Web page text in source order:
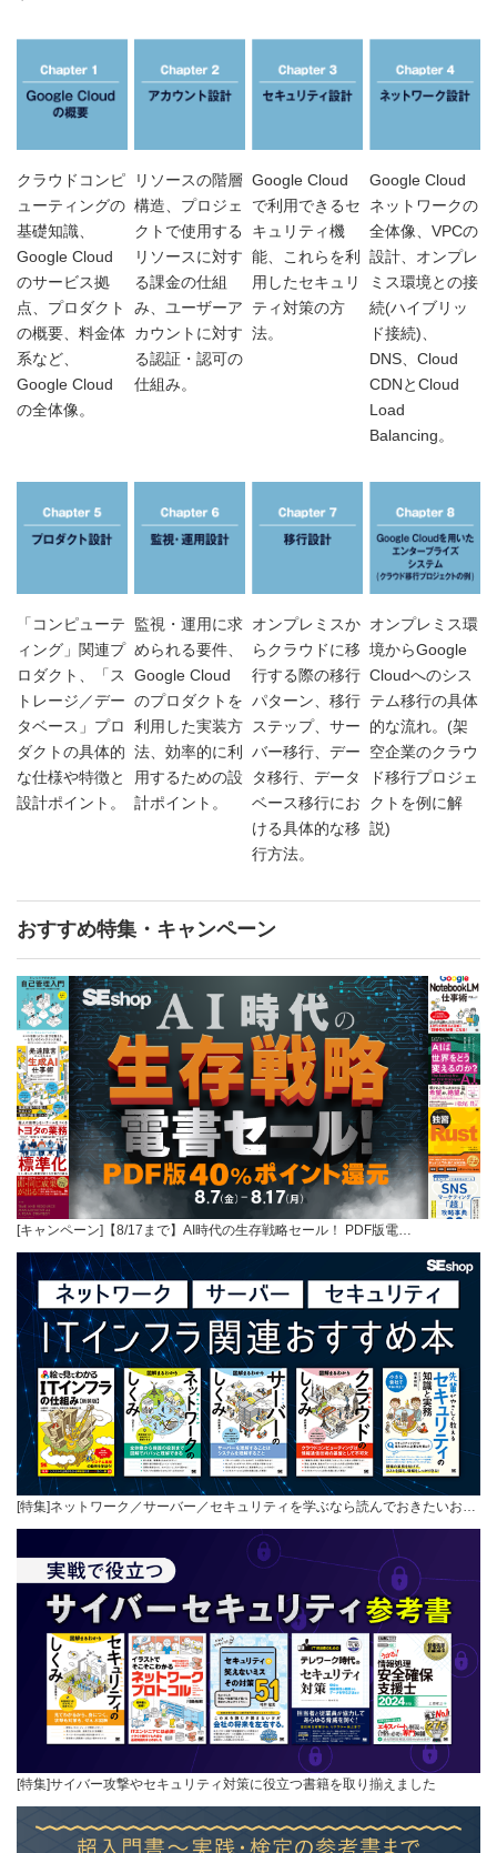
クラウドコンピ
ューティングの
基礎知識、
Google Cloud
のサービス拠
点、プロダクト
の概要、料金体
系など、
Google Cloud
の全体像。
リソースの階層
構造、プロジェ
クトで使用する
リソースに対す
る課金の仕組
み、ユーザーア
カウントに対す
る認証・認可の
仕組み。
Google Cloud
で利用できるセ
キュリティ機
能、これらを利
用したセキュリ
ティ対策の方
法。
Google Cloud
ネットワークの
全体像、VPCの
設計、オンプレ
ミス環境との接
続(ハイブリッ
ド接続)、
DNS、Cloud
CDNとCloud
Load
Balancing。
「コンピューテ
ィング」関連プ
ロダクト、「ス
トレージ／デー
タベース」プロ
ダクトの具体的
な仕様や特徴と
設計ポイント。
監視・運用に求
められる要件、
Google Cloud
のプロダクトを
利用した実装方
法、効率的に利
用するための設
計ポイント。
オンプレミスか
らクラウドに移
行する際の移行
パターン、移行
ステップ、サー
バー移行、デー
タ移行、データ
ベース移行にお
ける具体的な移
行方法。
オンプレミス環
境からGoogle
Cloudへのシス
テム移行の具体
的な流れ。(架
空企業のクラウ
ド移行プロジェ
クトを例に解
説)
おすすめ特集・キャンペーン
[キャンペーン]【8/17まで】AI時代の生存戦略セール！ PDF版電…
[特集]ネットワーク／サーバー／セキュリティを学ぶなら読んでおきたいお…
[特集]サイバー攻撃やセキュリティ対策に役立つ書籍を取り揃えました